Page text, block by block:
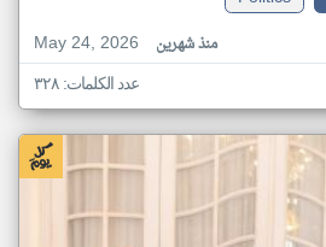
May 24, 2026
منذ شهرين
عدد الكلمات: ٣٢٨